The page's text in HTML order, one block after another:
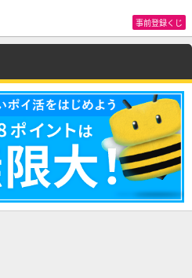
事前登録くじ